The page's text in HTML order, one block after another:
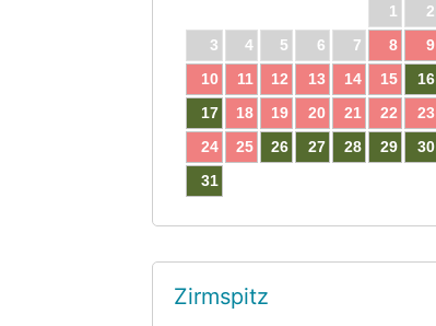
1
2
3
4 5 6 7 8
9
10
11 12 13 14 15
16
17
18 19 20 21 22
23
24
25 26 27 28 29
30
31
Zirmspitz